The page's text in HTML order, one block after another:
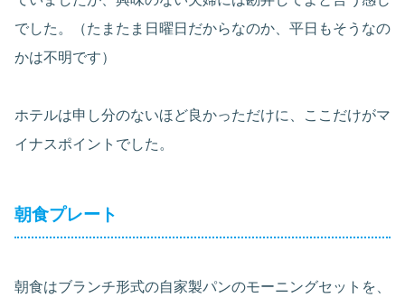
でした。（たまたま日曜日だからなのか、平日もそうなの
かは不明です）
ホテルは申し分のないほど良かっただけに、ここだけがマ
イナスポイントでした。
朝食プレート
朝食はブランチ形式の自家製パンのモーニングセットを、